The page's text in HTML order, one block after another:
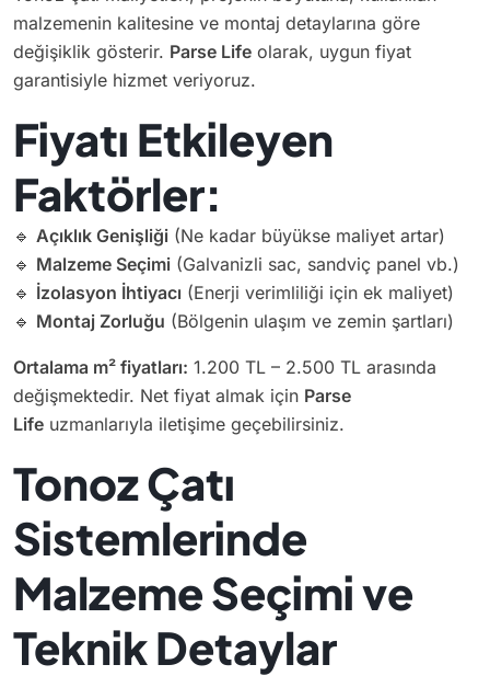
malzemenin kalitesine ve montaj detaylarına göre
değişiklik gösterir. Parse Life olarak, uygun fiyat
garantisiyle hizmet veriyoruz.
Fiyatı Etkileyen
Faktörler:
🔹 Açıklık Genişliği (Ne kadar büyükse maliyet artar)
🔹 Malzeme Seçimi (Galvanizli sac, sandviç panel vb.)
🔹 İzolasyon İhtiyacı (Enerji verimliliği için ek maliyet)
🔹 Montaj Zorluğu (Bölgenin ulaşım ve zemin şartları)
Ortalama m² fiyatları: 1.200 TL – 2.500 TL arasında
değişmektedir. Net fiyat almak için Parse
Life uzmanlarıyla iletişime geçebilirsiniz.
Tonoz Çatı
Sistemlerinde
Malzeme Seçimi ve
Teknik Detaylar